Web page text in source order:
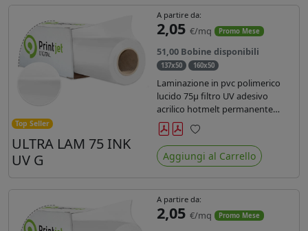
Top Seller
ULTRA LAM 75 INK
UV G
A partire da:
2,05 €/mq Promo Mese
51,00 Bobine disponibili
137x50 160x50
Laminazione in pvc polimerico
lucido 75µ filtro UV adesivo
acrilico hotmelt permanente
specifico per stampe con
inchiostri UV durata 7 anni indoor
e 5 outdoor. Dotato di certificato
ignifugo Bs1d0.
Preferiti
Aggiungi al Carrello
A partire da:
2,05 €/mq Promo Mese